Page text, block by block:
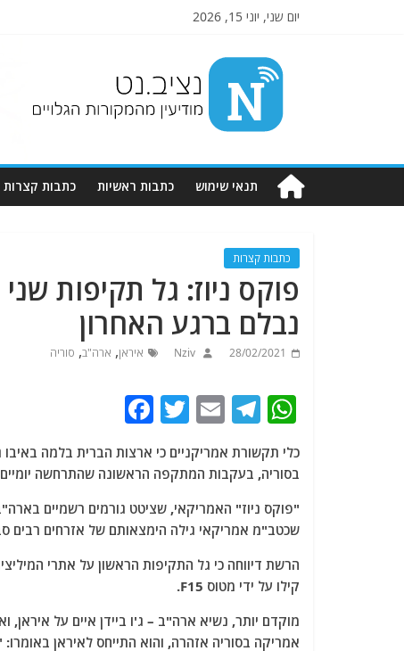
יום שני, יוני 15, 2026
Nziv.net
מודיעין
מהמקורות
תנאי שימוש כתבות ראשיות כתבות קצרות
כתבות קצרות
פוקס ניוז: גל תקיפות
נבלם ברגע האחרון
28/02/2021
Nziv איראן, ארה"ב, סוריה
W
at
s
A
p
p
T
e
g
ra
m
E
ai
l
T
itt
er
c
e
b
o
o
k
כלי תקשורת אמריקניים כי ארצות הברית בלמה
בסוריה, בעקבות המתקפה הראשונה שהתרחשה יומיים
"פוקס ניוז" האמריקאי, שציטט גורמים רשמיים
שכטב"מ אמריקאי גילה הימצאותם של אזרחים רבים
קילו על ידי מטוס F15.
מוקדם יותר, נשיא ארה"ב – ג'ו ביידן איים על
אמריקה בסוריה אזהרה, והוא התייחס לאיראן